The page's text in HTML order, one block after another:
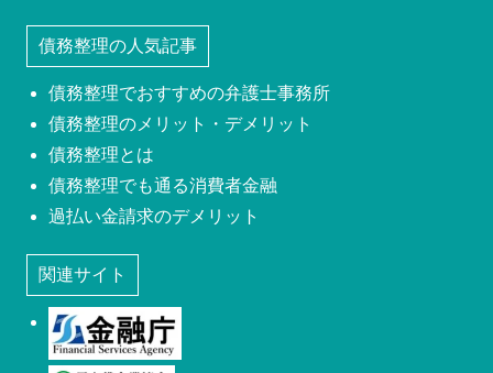
債務整理の人気記事
債務整理でおすすめの弁護士事務所
債務整理のメリット・デメリット
債務整理とは
債務整理でも通る消費者金融
過払い金請求のデメリット
関連サイト